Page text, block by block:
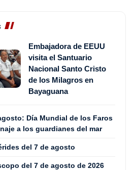
Embajadora de EEUU
visita el Santuario
Nacional Santo Cristo
de los Milagros en
Bayaguana
Día Mundial de los Faros
a los guardianes del mar
del 7 de agosto
del 7 de agosto de 2026